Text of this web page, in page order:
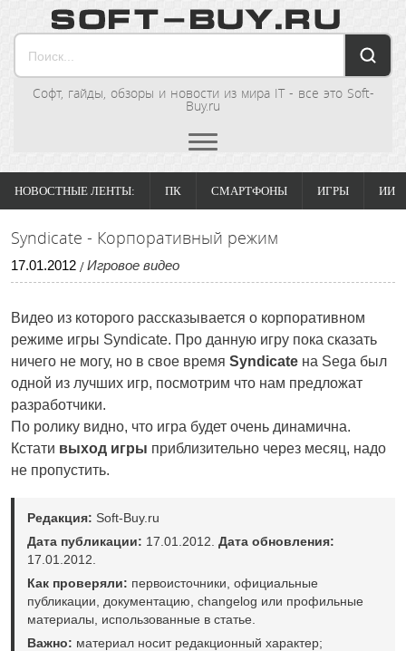
Софт, гайды, обзоры и новости из мира IT - все это Soft-
Buy.ru
НОВОСТНЫЕ ЛЕНТЫ: ПК СМАРТФОНЫ ИГРЫ ИИ
Syndicate - Корпоративный режим
17.01.2012 / Игровое видео
Видео из которого рассказывается о корпоративном
режиме игры Syndicate. Про данную игру пока сказать
ничего не могу, но в свое время Syndicate на Sega был
одной из лучших игр, посмотрим что нам предложат
разработчики.
По ролику видно, что игра будет очень динамична.
Кстати выход игры приблизительно через месяц, надо
не пропустить.
Редакция: Soft-Buy.ru
Дата публикации: 17.01.2012. Дата обновления:
17.01.2012.
Как проверяли: первоисточники, официальные
публикации, документацию, changelog или профильные
материалы, использованные в статье.
Важно: материал носит редакционный характер;